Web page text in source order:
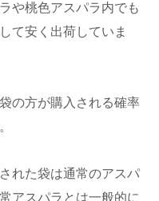
や桃色アスパラ内でも
て安く出荷していま
袋の方が購入される確率
れた袋は通常のアスパ
アスパラとは一般的に